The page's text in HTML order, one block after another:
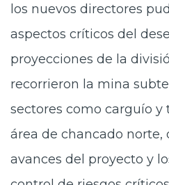
los nuevos directores
aspectos críticos del
proyecciones de la
recorrieron la mina
sectores como carguío y
área de chancado norte,
avances del proyecto y